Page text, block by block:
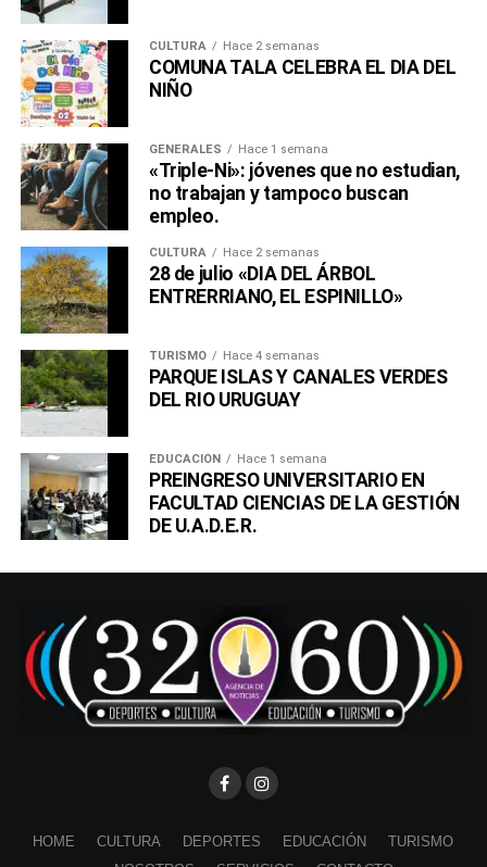
CULTURA Hace 2 semanas
COMUNA TALA CELEBRA EL DIA DEL
NIÑO
GENERALES Hace 1 semana
«Triple-Ni»: jóvenes que no estudian,
no trabajan y tampoco buscan
empleo.
CULTURA Hace 2 semanas
28 de julio «DIA DEL ÁRBOL
ENTRERRIANO, EL ESPINILLO»
TURISMO Hace 4 semanas
PARQUE ISLAS Y CANALES VERDES
DEL RIO URUGUAY
EDUCACIÓN Hace 1 semana
PREINGRESO UNIVERSITARIO EN
FACULTAD CIENCIAS DE LA GESTIÓN
DE U.A.D.E.R.
HOME CULTURA DEPORTES EDUCACIÓN
TURISMO